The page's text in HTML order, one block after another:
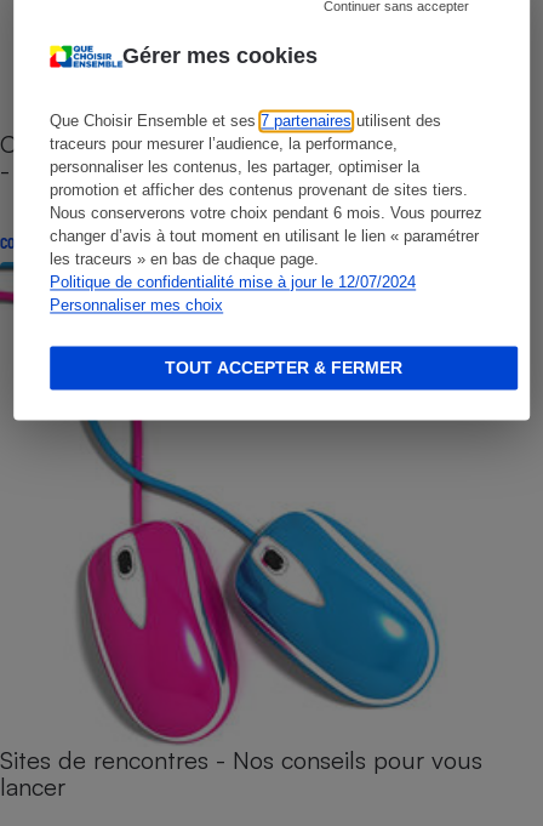
Gérer mes cookies
Que Choisir Ensemble et ses7 partenaires utilisent des
traceurs pour mesurer l’audience, la performance,
personnaliser les contenus, les partager, optimiser la
promotion et afficher des contenus provenant de sites tiers.
Nous conserverons votre choix pendant 6 mois. Vous pourrez
changer d’avis à tout moment en utilisant le lien « paramétrer
les traceurs » en bas de chaque page.
Politique de confidentialité mise à jour le 12/07/2024
Personnaliser mes choix
Continuer sans accepter
TOUT ACCEPTER & FERMER
Cafetière à capsules zéro déchet CoffeeB (vidéo)
- Premières impressions
CONSEILS
Sites de rencontres - Nos conseils pour vous
lancer